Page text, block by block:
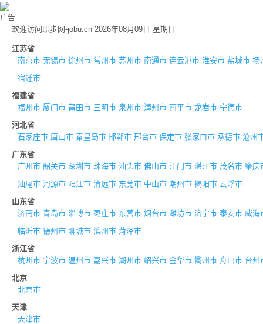
广告
欢迎访问职步网-jobu.cn 2026年08月09日 星期日
江苏省
南京市 无锡市 徐州市 常州市 苏州市 南通市 连云港市 淮安市 盐城市 扬
宿迁市
福建省
福州市 厦门市 莆田市 三明市 泉州市 漳州市 南平市 龙岩市 宁德市
河北省
石家庄市 唐山市 秦皇岛市 邯郸市 邢台市 保定市 张家口市 承德市 沧州
广东省
广州市 韶关市 深圳市 珠海市 汕头市 佛山市 江门市 湛江市 茂名市 肇庆
汕尾市 河源市 阳江市 清远市 东莞市 中山市 潮州市 揭阳市 云浮市
山东省
济南市 青岛市 淄博市 枣庄市 东营市 烟台市 潍坊市 济宁市 泰安市 威海
临沂市 德州市 聊城市 滨州市 菏泽市
浙江省
杭州市 宁波市 温州市 嘉兴市 湖州市 绍兴市 金华市 衢州市 舟山市 台州
北京
北京市
天津
天津市